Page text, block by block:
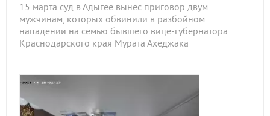
15 марта суд в Адыгее вынес приговор двум
мужчинам, которых обвинили в разбойном
нападении на семью бывшего вице-губернатора
Краснодарского края Мурата Ахеджака